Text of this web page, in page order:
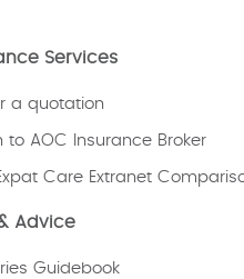
Services
a quotation
to AOC Insurance Broker
Care Extranet
Advice
Guidebook